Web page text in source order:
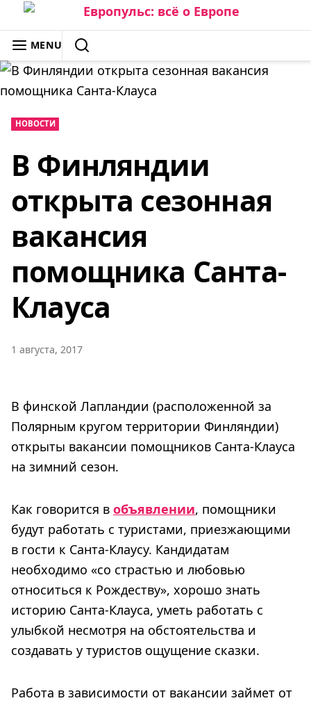
Skip
to
content
ЕВРОПУЛЬС: ВСЁ О ЕВРОПЕ
MENU
SEARCH
НОВОСТИ
В Финляндии
открыта сезонная
вакансия
помощника Санта-
Клауса
1 августа, 2017
В финской Лапландии (расположенной за
Полярным кругом территории Финляндии)
открыты вакансии помощников Санта-Клауса
на зимний сезон.
Как говорится в объявлении, помощники
будут работать с туристами, приезжающими
в гости к Санта-Клаусу. Кандидатам
необходимо «со страстью и любовью
относиться к Рождеству», хорошо знать
историю Санта-Клауса, уметь работать с
улыбкой несмотря на обстоятельства и
создавать у туристов ощущение сказки.
Работа в зависимости от вакансии займет от